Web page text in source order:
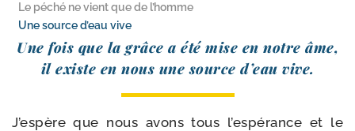
Le péché ne vient que de l’homme
Une source d’eau vive
Une fois que la grâce a été mise en notre âme,
il existe en nous une source d’eau vive.
J’espère que nous avons tous l’espérance et le